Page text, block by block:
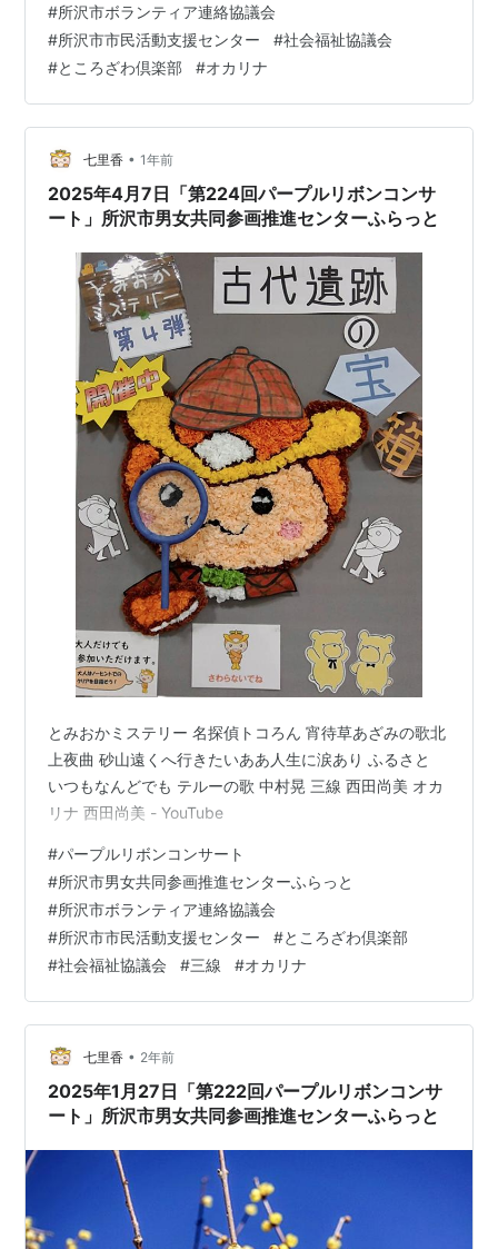
#所沢市ボランティア連絡協議会
#所沢市市民活動支援センター #社会福祉協議会
#ところざわ倶楽部 #オカリナ
七里香 • 1年前
2025年4月7日「第224回パープルリボンコンサ
ート」所沢市男女共同参画推進センターふらっと
とみおかミステリー 名探偵トコろん 宵待草あざみの歌北
上夜曲 砂山遠くへ行きたいああ人生に涙あり ふるさと
いつもなんどでも テルーの歌 中村晃 三線 西田尚美 オカ
リナ 西田尚美 - YouTube
#パープルリボンコンサート
#所沢市男女共同参画推進センターふらっと
#所沢市ボランティア連絡協議会
#所沢市市民活動支援センター #ところざわ倶楽部
#社会福祉協議会 #三線 #オカリナ
七里香 • 2年前
2025年1月27日「第222回パープルリボンコンサ
ート」所沢市男女共同参画推進センターふらっと